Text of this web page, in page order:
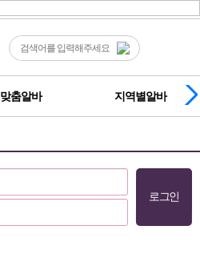
맞춤알바 지역별알바